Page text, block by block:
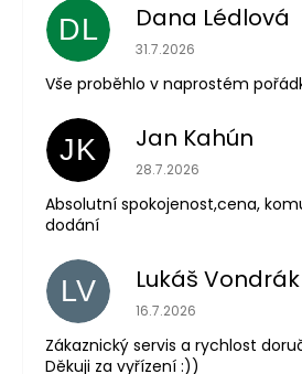
DL Dana Lédlová
Hodnocení obchodu
31.7.2026
Vše proběhlo v naprostém
JK Jan Kahún
Hodnocení obchodu
28.7.2026
Absolutní spokojenost,cena,
dodání
LV Lukáš Vondrák
Hodnocení obchodu
16.7.2026
Zákaznický servis a rychlost
Děkuji za vyřízení :))